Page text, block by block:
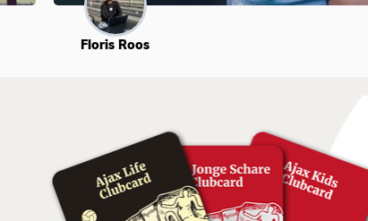
Floris Roos